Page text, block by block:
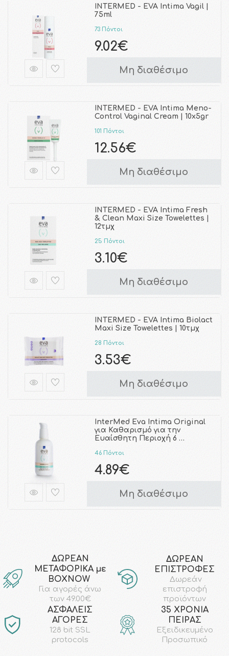
INTERMED - EVA Intima Vagil |
75ml
73 Πόντοι
9.02€
Μη διαθέσιμο
INTERMED - EVA Intima Meno-
Control Vaginal Cream | 10x5gr
101 Πόντοι
12.56€
Μη διαθέσιμο
INTERMED - EVA Intima Fresh
& Clean Maxi Size Towelettes |
12τμχ
25 Πόντοι
3.10€
Μη διαθέσιμο
INTERMED - EVA Intima Biolact
Maxi Size Towelettes | 10τμχ
28 Πόντοι
3.53€
Μη διαθέσιμο
InterMed Eva Intima Original
για Καθαρισμό για την
Ευαίσθητη Περιοχή 6 …
46 Πόντοι
4.89€
Μη διαθέσιμο
ΔΩΡΕΑΝ
ΜΕΤΑΦΟΡΙΚΑ με
ΒΟΧΝΟW
Για αγορές άνω
των 49.00€
ΔΩΡΕΑΝ
ΕΠΙΣΤΡΟΦΕΣ
Δωρεάν
επιστροφή
προϊόντων
AΣΦΑΛΕΙΣ
ΑΓΟΡΕΣ
128 bit SSL
protocols
35 ΧΡΟΝΙΑ
ΠΕΙΡΑΣ
Εξειδικευμένο
Προσωπικό